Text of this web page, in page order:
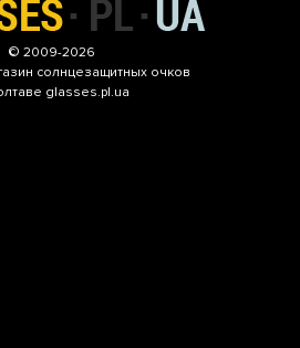
© 2009-2026
солнцезащитных очков
glasses.pl.ua